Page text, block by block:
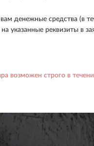
денежные средства (в
указанные реквизиты в
возможен строго в